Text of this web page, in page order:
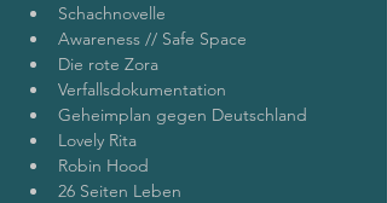
Schachnovelle
Awareness // Safe Space
Die rote Zora
Verfallsdokumentation
Geheimplan gegen Deutschland
Lovely Rita
Robin Hood
26 Seiten Leben